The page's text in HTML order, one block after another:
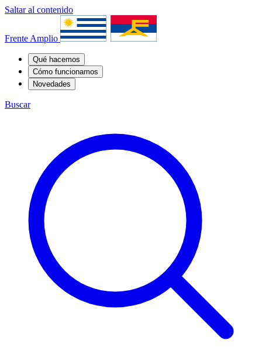
Saltar al contenido
Frente Amplio
Qué hacemos
Cómo funcionamos
Novedades
Buscar